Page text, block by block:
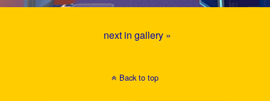
next in gallery »
Back to top